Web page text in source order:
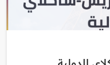
الدولية